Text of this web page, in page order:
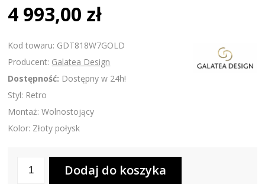
4 993,00 zł
Kod towaru: GDT818W7GOLD
Producent: Galatea Design
Dostępność: Dostępny w 24h!
Styl: Retro
Montaż: Wolnostojący
Kolor: Złoty połysk